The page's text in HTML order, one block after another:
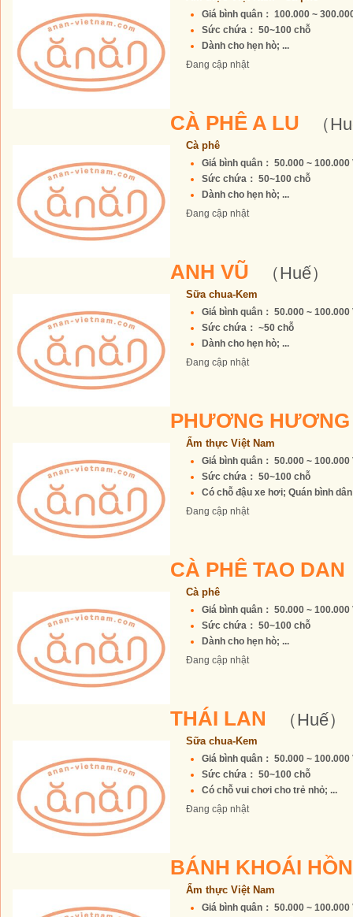
Giá bình quân： 100.000 ~
Sức chứa： 50~100 chỗ
Dành cho hẹn hò; ...
Đang cập nhật
CÀ PHÊ A LU （
Cà phê
Giá bình quân： 50.000 ~ 100.000
Sức chứa： 50~100 chỗ
Dành cho hẹn hò; ...
Đang cập nhật
ANH VŨ （Huế）
Sữa chua-Kem
Giá bình quân： 50.000 ~ 100.000
Sức chứa： ~50 chỗ
Dành cho hẹn hò; ...
Đang cập nhật
PHƯƠNG
Ẩm thực Việt Nam
Giá bình quân： 50.000 ~ 100.000
Sức chứa： 50~100 chỗ
Có chỗ đậu xe hơi; Quán bình
Đang cập nhật
CÀ PHÊ TAO DAN
Cà phê
Giá bình quân： 50.000 ~ 100.000
Sức chứa： 50~100 chỗ
Dành cho hẹn hò; ...
Đang cập nhật
THÁI LAN （Huế）
Sữa chua-Kem
Giá bình quân： 50.000 ~ 100.000
Sức chứa： 50~100 chỗ
Có chỗ vui chơi cho trẻ nhỏ; ...
Đang cập nhật
BÁNH KHOÁI
Ẩm thực Việt Nam
Giá bình quân： 50.000 ~ 100.000